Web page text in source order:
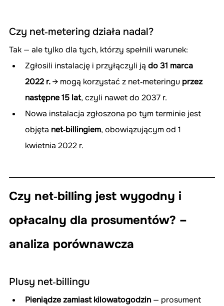
Czy net‑metering działa nadal?
Tak — ale tylko dla tych, którzy spełnili warunek:
Zgłosili instalację i przyłączyli ją do 31 marca
2022 r. → mogą korzystać z net‑meteringu przez
następne 15 lat, czyli nawet do 2037 r.
Nowa instalacja zgłoszona po tym terminie jest
objęta net‑billingiem, obowiązującym od 1
kwietnia 2022 r.
Czy net‑billing jest wygodny i
opłacalny dla prosumentów? –
analiza porównawcza
Plusy net‑billingu
Pieniądze zamiast kilowatogodzin — prosument